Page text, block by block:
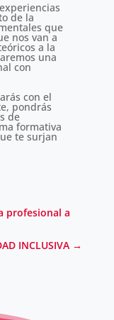
de la
que
nos van a
a la
una
con
con el
pondrás
de
formativa
te surjan
profesional a
INCLUSIVA →